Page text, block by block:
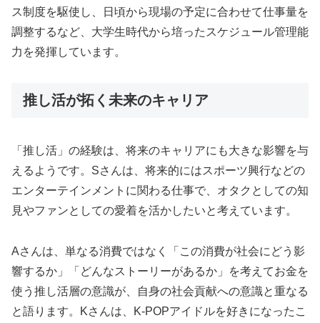
ス制度を駆使し、日頃から現場の予定に合わせて仕事量を
調整するなど、大学生時代から培ったスケジュール管理能
力を発揮しています。
推し活が拓く未来のキャリア
「推し活」の経験は、将来のキャリアにも大きな影響を与
えるようです。Sさんは、将来的にはスポーツ興行などの
エンターテインメントに関わる仕事で、オタクとしての知
見やファンとしての愛着を活かしたいと考えています。
Aさんは、単なる消費ではなく「この消費が社会にどう影
響するか」「どんなストーリーがあるか」を考えてお金を
使う推し活層の意識が、自身の社会貢献への意識と重なる
と語ります。Kさんは、K-POPアイドルを好きになったこ